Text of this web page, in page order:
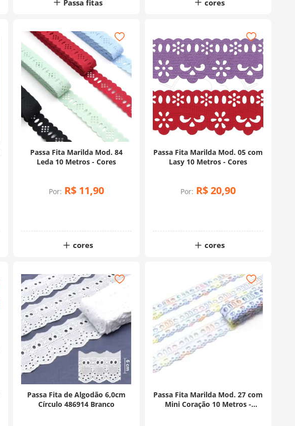
Passa fitas cores
Passa Fita Marilda Mod. 84
Leda 10 Metros - Cores
Por: R$ 11,90
cores
Passa Fita Marilda Mod. 05 com
Lasy 10 Metros - Cores
Por: R$20,90
cores
Passa Fita de Algodão 6,0cm
Círculo 486914 Branco
Passa Fita Marilda Mod. 27 com
Mini Coração 10 Metros -